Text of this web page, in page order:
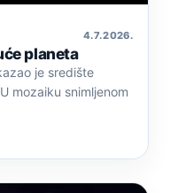
4. 7. 2026.
planeta
je središte
mozaiku snimljenom